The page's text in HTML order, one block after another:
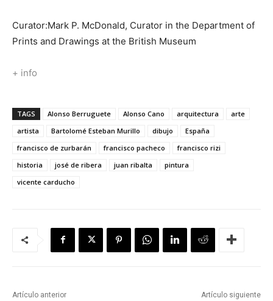
Curator:Mark P. McDonald, Curator in the Department of
Prints and Drawings at the British Museum
+ info
TAGS Alonso Berruguete Alonso Cano arquitectura
arte
artista
Bartolomé Esteban Murillo dibujo
España
francisco de zurbarán
francisco pacheco
francisco rizi
historia
josé de ribera juan ribalta
pintura
vicente carducho
Artículo anterior Artículo siguiente